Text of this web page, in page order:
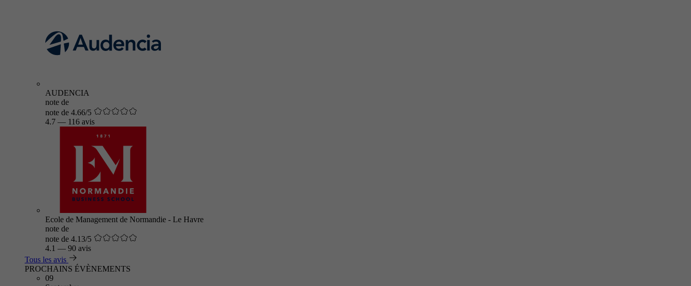
AUDENCIA
note de
note de 4.66/5
4.7 — 116 avis
Ecole de Management de Normandie - Le Havre
note de
note de 4.13/5
4.1 — 90 avis
Tous les avis
PROCHAINS ÉVÈNEMENTS
09